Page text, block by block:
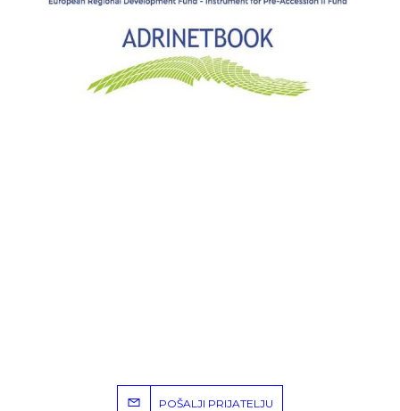
POŠALJI PRIJATELJU